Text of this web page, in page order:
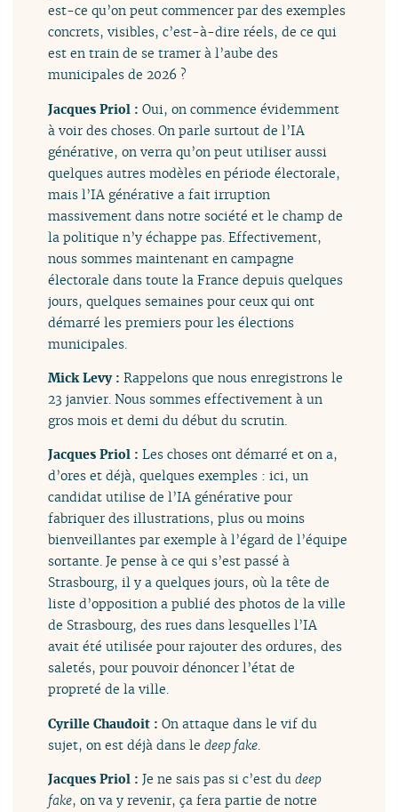
est-ce qu’on peut commencer par des exemples
concrets, visibles, c’est-à-dire réels, de ce qui
est en train de se tramer à l’aube des
municipales de 2026 ?
Jacques Priol :Oui, on commence évidemment
à voir des choses. On parle surtout de l’IA
générative, on verra qu’on peut utiliser aussi
quelques autres modèles en période électorale,
mais l’IA générative a fait irruption
massivement dans notre société et le champ de
la politique n’y échappe pas. Effectivement,
nous sommes maintenant en campagne
électorale dans toute la France depuis quelques
jours, quelques semaines pour ceux qui ont
démarré les premiers pour les élections
municipales.
Mick Levy :Rappelons que nous enregistrons le
23 janvier. Nous sommes effectivement à un
gros mois et demi du début du scrutin.
Jacques Priol :Les choses ont démarré et on a,
d’ores et déjà, quelques exemples : ici, un
candidat utilise de l’IA générative pour
fabriquer des illustrations, plus ou moins
bienveillantes par exemple à l’égard de l’équipe
sortante. Je pense à ce qui s’est passé à
Strasbourg, il y a quelques jours, où la tête de
liste d’opposition a publié des photos de la ville
de Strasbourg, des rues dans lesquelles l’IA
avait été utilisée pour rajouter des ordures, des
saletés, pour pouvoir dénoncer l’état de
propreté de la ville.
Cyrille Chaudoit :On attaque dans le vif du
sujet, on est déjà dans ledeep fake
Jacques Priol :Je ne sais pas si c’est dudeep
fake, on va y revenir, ça fera partie de notre